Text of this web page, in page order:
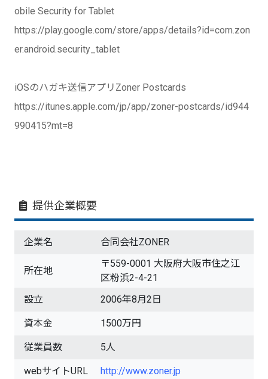
obile Security for Tablet
https://play.google.com/store/apps/details?id=com.zon
er.android.security_tablet
iOSのハガキ送信アプリZoner Postcards
https://itunes.apple.com/jp/app/zoner-postcards/id944
990415?mt=8
提供企業概要
企業名 合同会社ZONER
所在地
〒559-0001 大阪府大阪市住之江
区粉浜2-4-21
設立
2006年8月2日
資本金 1500万円
従業員数 5人
webサイトURL http://www.zoner.jp